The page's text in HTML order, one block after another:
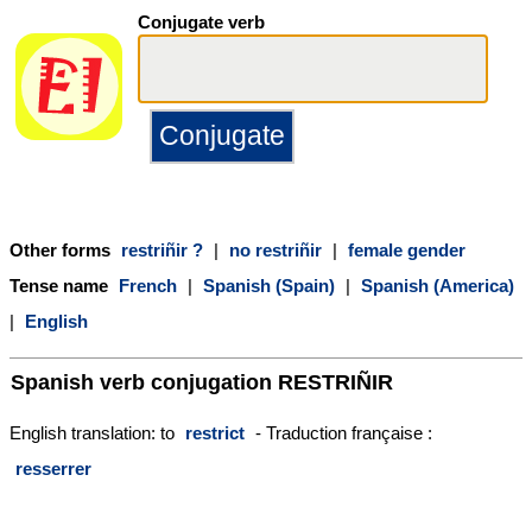
Conjugate verb
Other forms restriñir ? | no restriñir | female gender
Tense name French | Spanish (Spain) | Spanish (America)
|
English
Spanish verb conjugation RESTRIÑIR
English translation: to restrict - Traduction française :
resserrer